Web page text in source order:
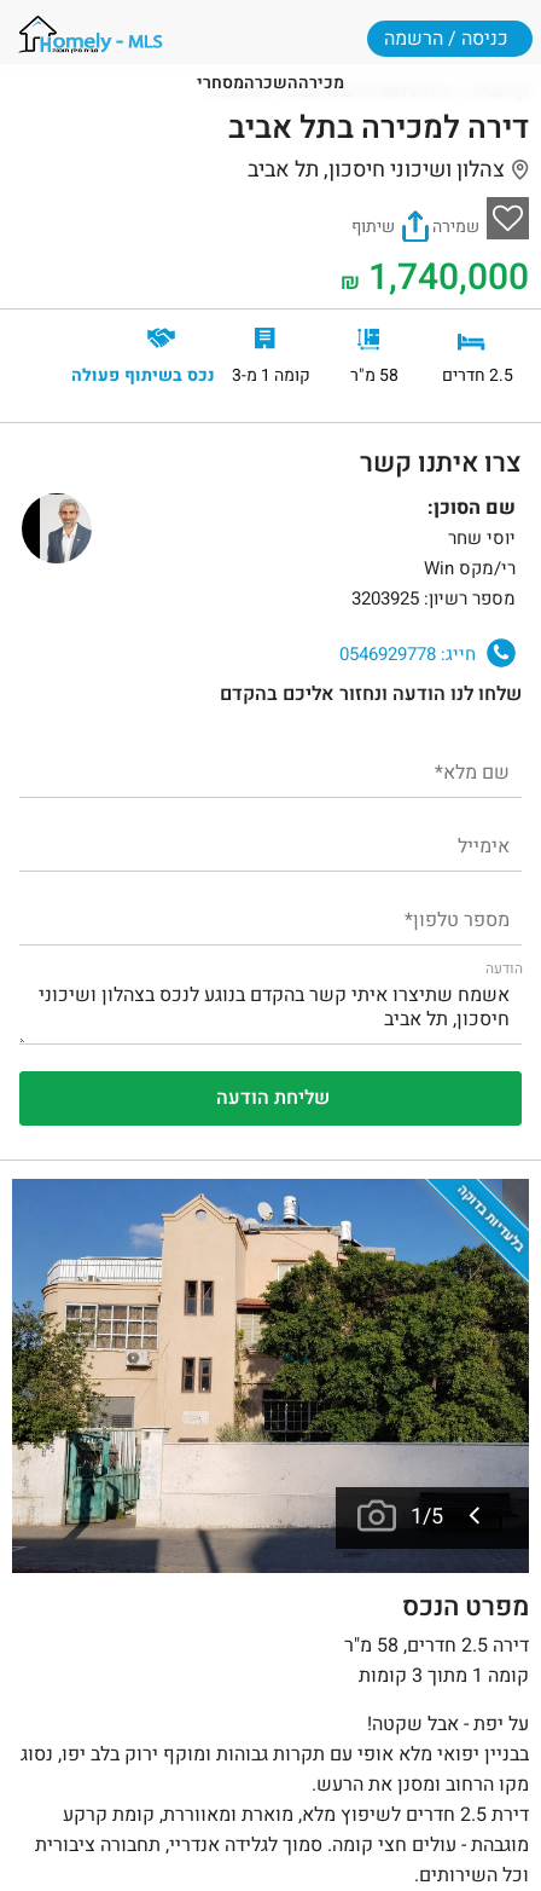
מכירההשכרהמסחרי
כניסה / הרשמה
דירות למכירה בתל אביב תל אביב
דירה למכירה בתל אביב
צהלון ושיכוני חיסכון, תל אביב
שמירה שיתוף
1,740,000
₪
2.5 חדרים 58 מ"ר קומה 1 מ-3 נכס בשיתוף פעולה
צרו איתנו קשר
שם הסוכן:
יוסי שחר
רי/מקס Win
מספר רשיון: 3203925
חייג:
שלחו לנו הודעה ונחזור אליכם בהקדם
הודעה
בלעדיות בדוקה
1/5
מפרט הנכס
דירה 2.5 חדרים, 58 מ"ר
קומה 1 מתוך 3 קומות
על יפת - אבל שקטה!
בבניין יפואי מלא אופי עם תקרות גבוהות ומוקף ירוק בלב יפו, נסוג
מקו הרחוב ומסנן את הרעש.
דירת 2.5 חדרים לשיפוץ מלא, מוארת ומאווררת, קומת קרקע
מוגבהת - עולים חצי קומה. סמוך לגלידה אנדריי, תחבורה ציבורית
וכל השירותים.